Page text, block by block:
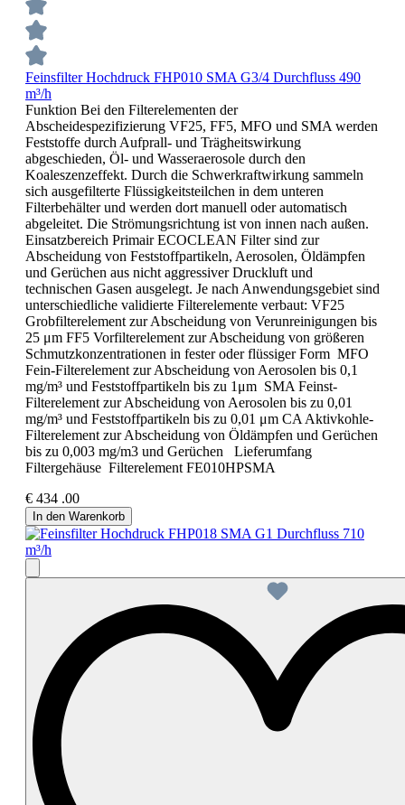
Feinsfilter Hochdruck FHP010 SMA G3/4 Durchfluss 490
m³/h
Funktion Bei den Filterelementen der
Abscheidespezifizierung VF25, FF5, MFO und SMA werden
Feststoffe durch Aufprall- und Trägheitswirkung
abgeschieden, Öl- und Wasseraerosole durch den
Koaleszenzeffekt. Durch die Schwerkraftwirkung sammeln
sich ausgefilterte Flüssigkeitsteilchen in dem unteren
Filterbehälter und werden dort manuell oder automatisch
abgeleitet. Die Strömungsrichtung ist von innen nach außen.
Einsatzbereich Primair ECOCLEAN Filter sind zur
Abscheidung von Feststoffpartikeln, Aerosolen, Öldämpfen
und Gerüchen aus nicht aggressiver Druckluft und
technischen Gasen ausgelegt. Je nach Anwendungsgebiet sind
unterschiedliche validierte Filterelemente verbaut: VF25
Grobfilterelement zur Abscheidung von Verunreinigungen bis
25 μm FF5 Vorfilterelement zur Abscheidung von größeren
Schmutzkonzentrationen in fester oder flüssiger Form MFO
Fein-Filterelement zur Abscheidung von Aerosolen bis 0,1
mg/m³ und Feststoffpartikeln bis zu 1μm SMA Feinst-
Filterelement zur Abscheidung von Aerosolen bis zu 0,01
mg/m³ und Feststoffpartikeln bis zu 0,01 μm CA Aktivkohle-
Filterelement zur Abscheidung von Öldämpfen und Gerüchen
bis zu 0,003 mg/m3 und Gerüchen Lieferumfang
Filtergehäuse Filterelement FE010HPSMA
€ 434 .00
In den Warenkorb